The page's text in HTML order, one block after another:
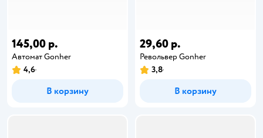
145,00 р.
Автомат Gonher
4,6
В корзину
29,60 р.
Револьвер Gonher
3,8
В корзину